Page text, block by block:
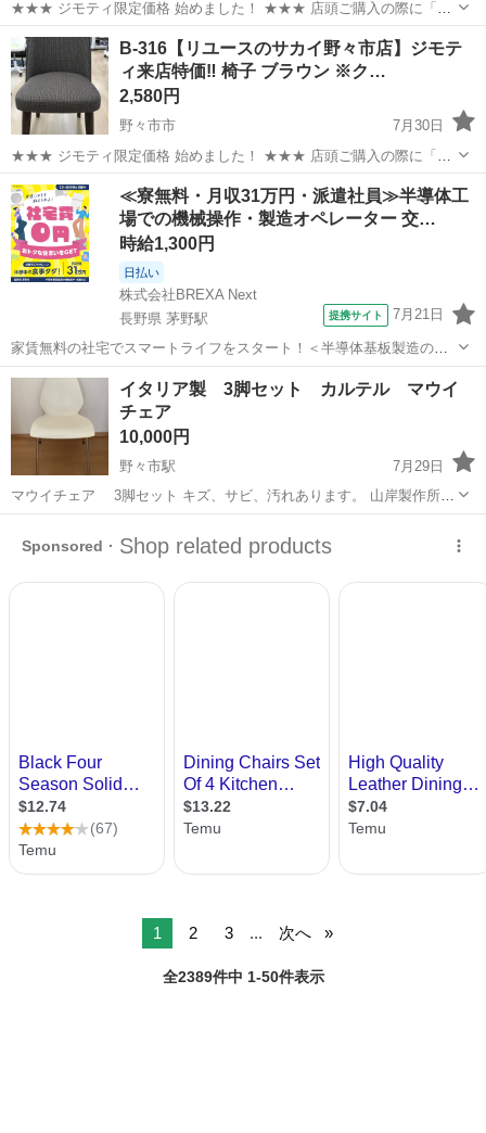
★★★ ジモティ限定価格 始めました！ ★★★ 店頭ご購入の際に「ジ
モティを見た」と言っていただくと、ジモティ限定価格(表示価格より
7%OFF)でのご購入が可能です。 是非、店頭にてスタッフまでお伝え
くださいませ。 ...
石川 野々市市 椅子
B-316【リユースのサカイ野々市店】ジモテ
ィ来店特価‼ 椅子 ブラウン ※ク…
2,580円
野々市市
7月30日
★★★ ジモティ限定価格 始めました！ ★★★ 店頭ご購入の際に「ジ
モティを見た」と言っていただくと、ジモティ限定価格(表示価格より
7%OFF)でのご購入が可能です。 是非、店頭にてスタッフまでお伝え
くださいませ。 ...
石川 野々市市 椅子 サカイ
≪寮無料・月収31万円・派遣社員≫半導体工
場での機械操作・製造オペレーター 交…
時給1,300円
日払い
株式会社BREXA Next
長野県 茅野駅
提携サイト 7月21日
家賃無料の社宅でスマートライフをスタート！＜半導体基板製造の機
械操作・検査＞ランチ代もかからないオトクな職場◎／稼ぎもしっか
り！月収例31万円／長野県茅野市 半導体基板の製造・検査 クリーンル
ーム内で、半導体基板の製造や検...
長野 茅野市 茅野駅 その他
イタリア製 3脚セット カルテル マウイ
チェア
10,000円
野々市駅
7月29日
マウイチェア 3脚セット キズ、サビ、汚れあります。 山岸製作所で
買いました。 脚の保護が劣化してキャップに交換してあります。 海環
みどり団地口ファミマで受け渡しお願いします。
1 2 3 ... 次へ
全2389件中 1-50件表示